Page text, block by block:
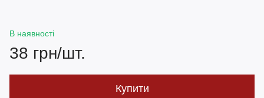
В наявності
38 грн/шт.
Купити